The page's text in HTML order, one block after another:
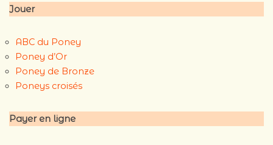
Jouer
ABC du Poney
Poney d’Or
Poney de Bronze
Poneys croisés
Payer en ligne